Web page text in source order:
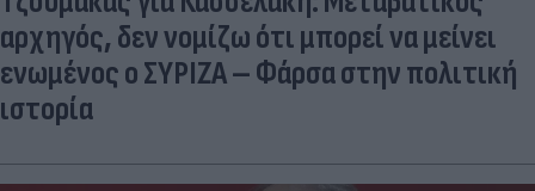
αρχηγός, δεν νομίζω ότι μπορεί να μείνει
ενωμένος ο ΣΥΡΙΖΑ – Φάρσα στην πολιτική
ιστορία